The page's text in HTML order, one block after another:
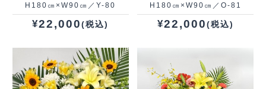
H180㎝×W90㎝／Y-80
¥22,000(税込)
H180㎝×W90㎝／O-81
¥22,000(税込)